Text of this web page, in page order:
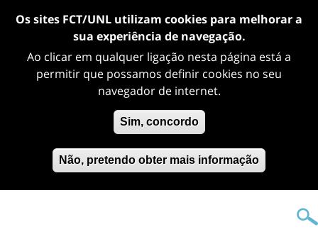
Os sites FCT/UNL utilizam cookies para melhorar a
sua experiência de navegação.
Ao clicar em qualquer ligação nesta página está a
permitir que possamos definir cookies no seu
navegador de internet.
Sim, concordo
Não, pretendo obter mais informação